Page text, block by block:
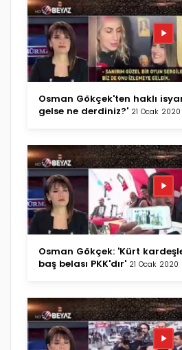
Osman Gökçek'ten haklı
gelse ne derdiniz?' 21 Ocak 2020
Osman Gökçek: 'Kürt
baş belası PKK'dır' 21 Ocak 2020